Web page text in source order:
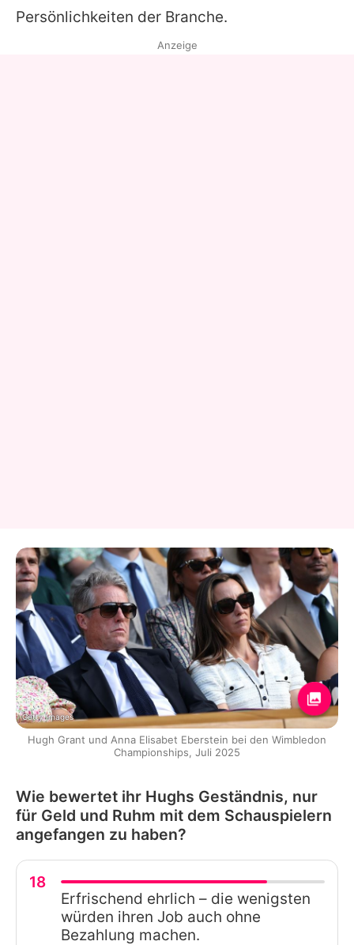
Persönlichkeiten der Branche.
Anzeige
Getty Images
Hugh Grant und Anna Elisabet Eberstein bei den Wimbledon
Championships, Juli 2025
Wie bewertet ihr Hughs Geständnis, nur
für Geld und Ruhm mit dem Schauspielern
angefangen zu haben?
18
Erfrischend ehrlich – die wenigsten
würden ihren Job auch ohne
Bezahlung machen.